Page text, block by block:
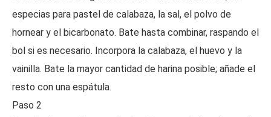
especias para pastel de calabaza, la sal, el polvo de
hornear y el bicarbonato. Bate hasta combinar, raspando el
bol si es necesario. Incorpora la calabaza, el huevo y la
vainilla. Bate la mayor cantidad de harina posible; añade el
resto con una espátula.
Paso 2